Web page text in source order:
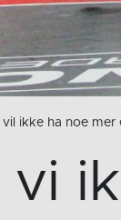
vil ikke ha noe
vi